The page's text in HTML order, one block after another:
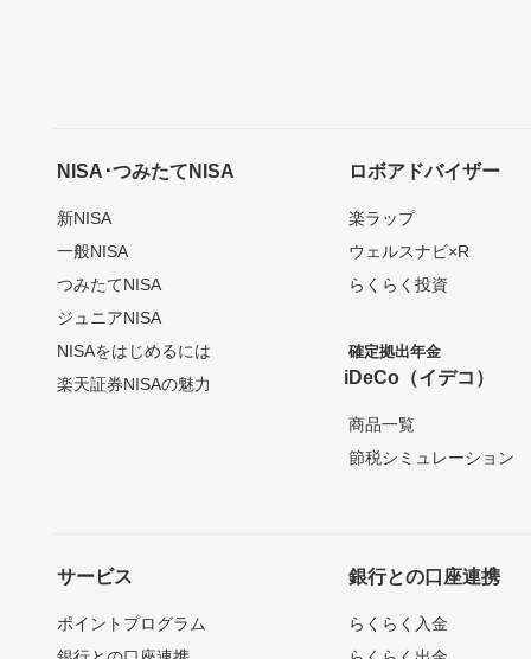
NISA･つみたてNISA
新NISA
一般NISA
つみたてNISA
ジュニアNISA
NISAをはじめるには
楽天証券NISAの魅力
ロボアドバイザー
楽ラップ
ウェルスナビ×R
らくらく投資
確定拠出年金
iDeCo（イデコ）
商品一覧
節税シミュレーション
サービス
ポイントプログラム
銀行との口座連携
らくらく入金